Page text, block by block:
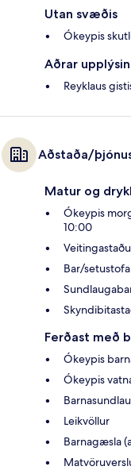
Utan svæðis
Ókeypis
Aðrar
Reyklaus
Aðstaða/
Matur og
Ókeypis
10:00
Bar/setustofa
Ferðast með
Ókeypis
Ókeypis
Leikvöllur
Barnagæsla